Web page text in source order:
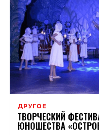
ДРУГОЕ
ТВОРЧЕСКИЙ
ЮНОШЕСТВА